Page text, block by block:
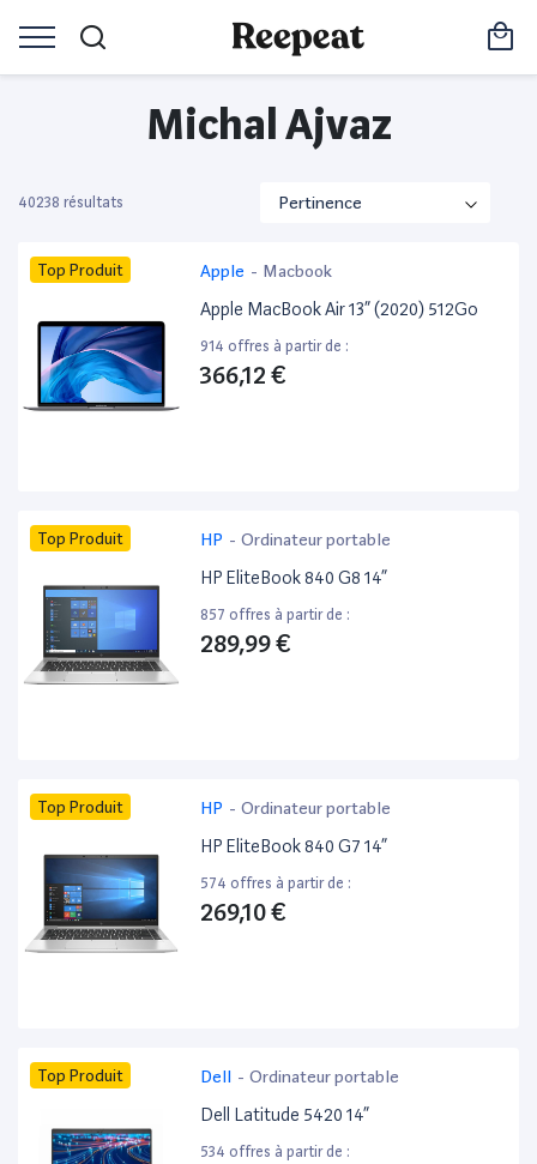
Michal Ajvaz
40238 résultats
Top Produit Apple - Macbook
Apple MacBook Air 13” (2020) 512Go
914 offres à partir de :
366,12 €
Top Produit HP - Ordinateur portable
HP EliteBook 840 G8 14”
857 offres à partir de :
289,99 €
Top Produit HP - Ordinateur portable
HP EliteBook 840 G7 14”
574 offres à partir de :
269,10 €
Top Produit Dell - Ordinateur portable
Dell Latitude 5420 14”
534 offres à partir de :